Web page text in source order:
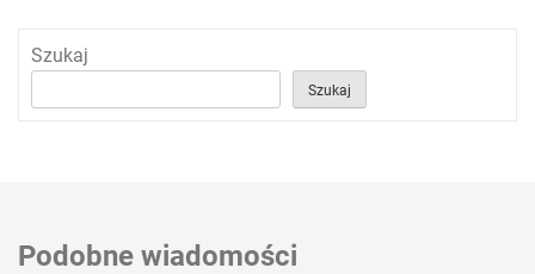
Szukaj
Szukaj
Podobne wiadomości